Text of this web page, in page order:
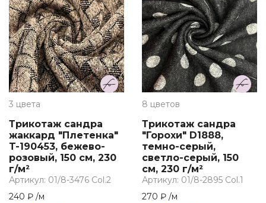
3 цвета
Трикотаж сандра
жаккард "Плетенка"
T-190453, бежево-
розовый, 150 см, 230
г/м²
Артикул: 01/8-3476 Col.2
240 ₽ /м
8 цветов
Трикотаж сандра
"Горохи" D1888,
темно-серый,
светло-серый, 150
см, 230 г/м²
Артикул: 01/8-2895 Col.1
270 ₽ /м